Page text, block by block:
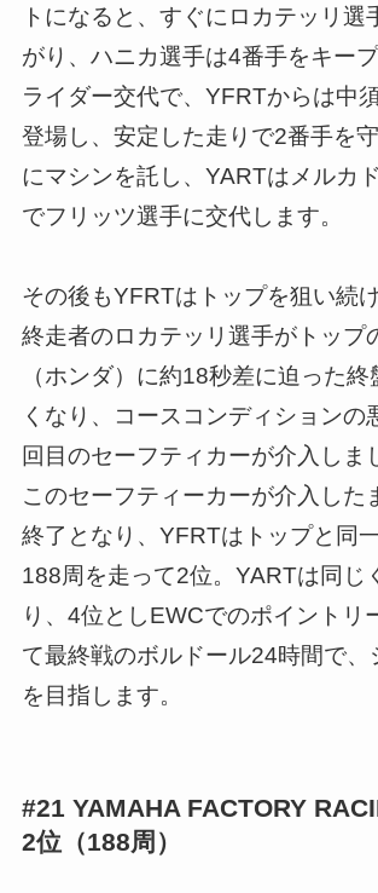
トになると、すぐにロカテッリ選
がり、ハニカ選手は4番手をキー
ライダー交代で、YFRTからは中
登場し、安定した走りで2番手を
にマシンを託し、YARTはメルカ
でフリッツ選手に交代します。
その後もYFRTはトップを狙い続
終走者のロカテッリ選手がトップ
（ホンダ）に約18秒差に迫った
くなり、コースコンディションの
回目のセーフティカーが介入しま
このセーフティーカーが介入した
終了となり、YFRTはトップと同
188周を走って2位。YARTは同じ
り、4位としEWCでのポイントリ
て最終戦のボルドール24時間で、
を目指します。
#21 YAMAHA FACTORY
2位（188周）